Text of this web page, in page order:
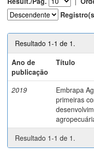
Resultado 1-1 de 1.
Ano de
publicação
Título
2019
Embrapa
primeiras
Resultado 1-1 de 1.